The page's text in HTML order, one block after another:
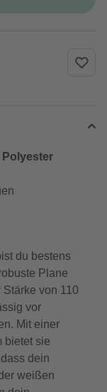
Polyester
du bestens
Plane
von 110
vor
Mit einer
bietet sie
dein
weißen